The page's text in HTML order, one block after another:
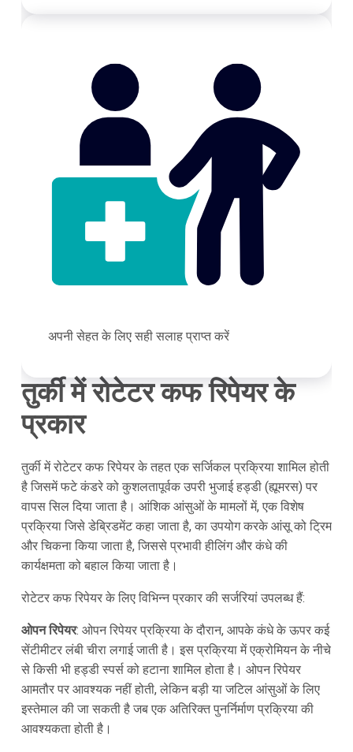
अपनी सेहत के लिए सही सलाह प्राप्त करें
तुर्की में रोटेटर कफ रिपेयर के
प्रकार
तुर्की में रोटेटर कफ रिपेयर के तहत एक सर्जिकल प्रक्रिया शामिल होती
है जिसमें फटे कंडरे को कुशलतापूर्वक उपरी भुजाई हड्डी (ह्यूमरस) पर
वापस सिल दिया जाता है। आंशिक आंसुओं के मामलों में, एक विशेष
प्रक्रिया जिसे डेब्रिडमेंट कहा जाता है, का उपयोग करके आंसू को ट्रिम
और चिकना किया जाता है, जिससे प्रभावी हीलिंग और कंधे की
कार्यक्षमता को बहाल किया जाता है।
रोटेटर कफ रिपेयर के लिए विभिन्न प्रकार की सर्जरियां उपलब्ध हैं:
ओपन रिपेयर: ओपन रिपेयर प्रक्रिया के दौरान, आपके कंधे के ऊपर कई
सेंटीमीटर लंबी चीरा लगाई जाती है। इस प्रक्रिया में एक्रोमियन के नीचे
से किसी भी हड्डी स्पर्स को हटाना शामिल होता है। ओपन रिपेयर
आमतौर पर आवश्यक नहीं होती, लेकिन बड़ी या जटिल आंसुओं के लिए
इस्तेमाल की जा सकती है जब एक अतिरिक्त पुनर्निर्माण प्रक्रिया की
आवश्यकता होती है।